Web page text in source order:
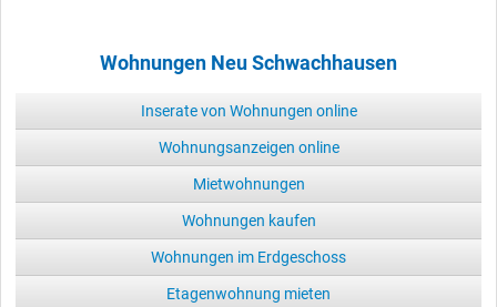
Wohnungen Neu Schwachhausen
Inserate von Wohnungen online
Wohnungsanzeigen online
Mietwohnungen
Wohnungen kaufen
Wohnungen im Erdgeschoss
Etagenwohnung mieten